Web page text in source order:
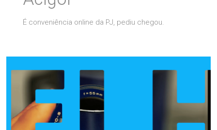
É conveniência online da PJ, pediu chegou.